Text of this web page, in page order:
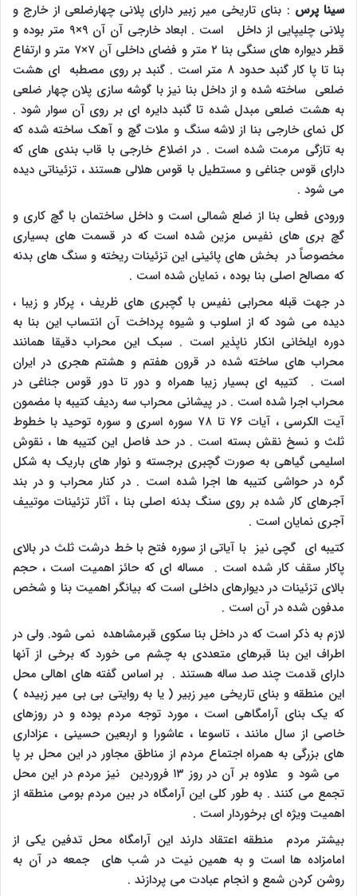
سینا پرس : بنای تاریخی میر زبیر دارای پلانی چهارضلعی از خارج و
پلانی چلیپایی از داخل است . ابعاد خارجی آن آن ۹×۹ متر بوده و
قطر دیواره های سنگی بنا ۲ متر و فضای داخلی آن ۷×۷ متر و ارتفاع
بنا تا پا کار گنبد حدود ۸ متر است . گنبد بر روی مصطبه ای هشت
ضلعی ساخته شده و از داخل بنا نیز با گوشه سازی پلان چهار ضلعی
به هشت ضلعی مبدل شده تا گنبد دایره ای بر روی آن سوار شود .
کل نمای خارجی بنا از لاشه سنگ و ملات گچ و آهک ساخته شده که
به تازگی مرمت شده است . در اضلاع خارجی با قاب بندی های که
دارای قوس جناغی و مستطیل با قوس هلالی هستند ، تزئیناتی دیده
می شود .
ورودی فعلی بنا از ضلع شمالی است و داخل ساختمان با گچ کاری و
گچ بری های نفیس مزین شده است که در قسمت های بسیاری
مخصوصاً در بخش های پائینی این تزئینات ریخته و سنگ های بدنه
که مصالح اصلی بنا بوده ، نمایان شده است .
در جهت قبله محرابی نفیس با گچبری های ظریف ، پرکار و زیبا ،
دیده می شود که از اسلوب و شیوه پرداخت آن انتساب این بنا به
دوره ایلخانی انکار ناپذیر است . سبک این محراب دقیقا همانند
محراب های ساخته شده در قرون هفتم و هشتم هجری در ایران
است . کتیبه ای بسیار زیبا همراه و دور تا دور قوس جناغی در
محراب اجرا شده است . در پیشانی محراب سه ردیف کتیبه با مضمون
آیت الکرسی ، آیات ۷۶ تا ۷۸ سوره اسری و سوره توحید با خطوط
ثلث و نسخ نقش بسته است . در حد فاصل این کتیبه ها ، نقوش
اسلیمی گیاهی به صورت گچبری برجسته و نوار های باریک به شکل
گره در حواشی کتیبه ها اجرا شده است . در کنار محراب و در بند
آجرهای کار شده بر روی سنگ بدنه اصلی بنا ، آثار تزئینات موتییف
آجری نمایان است .
کتیبه ای گچی نیز با آیاتی از سوره فتح با خط درشت ثلث در بالای
پاکار سقف کار شده است . مساله ای که حائز اهمیت است ، حجم
بالای تزئینات در دیوارهای داخلی است که بیانگر اهمیت بنا و شخص
مدفون شده در آن است .
لازم به ذکر است که در داخل بنا سکوی قبرمشاهده نمی شود. ولی در
اطراف این بنا قبرهای متعددی به چشم می خورد که برخی از آنها
دارای قدمت چند صد ساله هستند . بر اساس گفته های اهالی محل
این منطقه و بنای تاریخی میر زبیر ( یا به روایتی بی بی میر زبیده )
که یک بنای آرامگاهی است ، مورد توجه مردم بوده و در روزهای
خاصی از سال مانند ، تاسوعا ، عاشورا و اربعین حسینی ، عزاداری
های بزرگی به همراه اجتماع مردم از مناطق مجاور در این محل بر پا
می شود و علاوه بر آن در روز ۱۳ فروردین نیز مردم در این محل
تجمع می کنند . به طور کلی این آرامگاه در بین مردم بومی منطقه از
اهمیت ویژه ای برخوردار است .
بیشتر مردم منطقه اعتقاد دارند این آرامگاه محل تدفین یکی از
امامزاده ها است و به همین نیت در شب های جمعه در آن به
روشن کردن شمع و انجام عبادت می پردازند .